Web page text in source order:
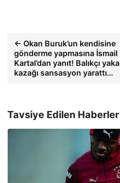
← Okan Buruk’un kendisine
gönderme yapmasına İsmail
Kartal’dan yanıt! Balıkçı yaka
kazağı sansasyon yarattı…
Tavsiye Edilen Haberler